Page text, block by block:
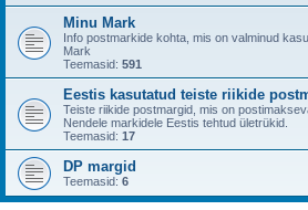
Minu Mark
Info postmarkide kohta, mis on valminud
Mark
Teemasid: 591
Eestis kasutatud teiste riikide
Teiste riikide postmargid, mis on
Nendele markidele Eestis tehtud ületrükid.
Teemasid: 17
DP margid
Teemasid: 6